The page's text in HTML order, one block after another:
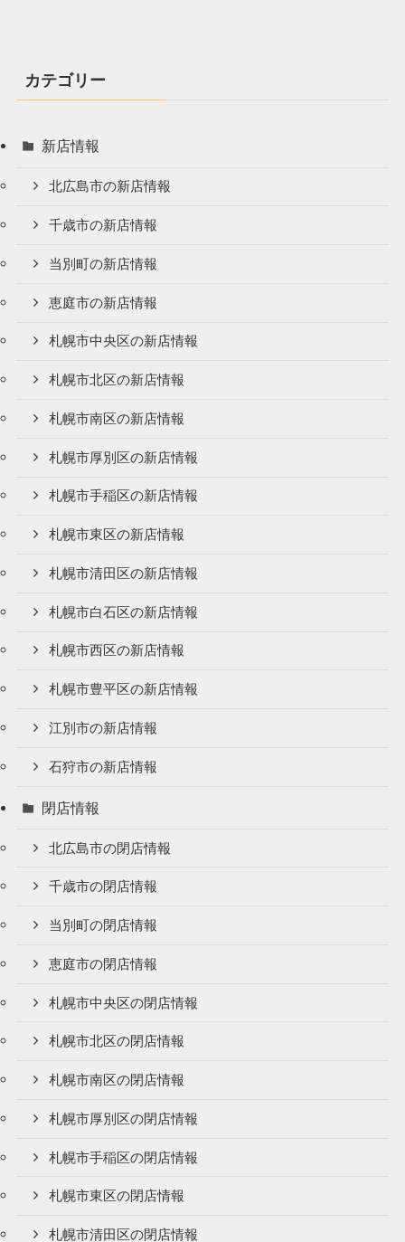
カテゴリー
新店情報
北広島市の新店情報
千歳市の新店情報
当別町の新店情報
恵庭市の新店情報
札幌市中央区の新店情報
札幌市北区の新店情報
札幌市南区の新店情報
札幌市厚別区の新店情報
札幌市手稲区の新店情報
札幌市東区の新店情報
札幌市清田区の新店情報
札幌市白石区の新店情報
札幌市西区の新店情報
札幌市豊平区の新店情報
江別市の新店情報
石狩市の新店情報
閉店情報
北広島市の閉店情報
千歳市の閉店情報
当別町の閉店情報
恵庭市の閉店情報
札幌市中央区の閉店情報
札幌市北区の閉店情報
札幌市南区の閉店情報
札幌市厚別区の閉店情報
札幌市手稲区の閉店情報
札幌市東区の閉店情報
札幌市清田区の閉店情報